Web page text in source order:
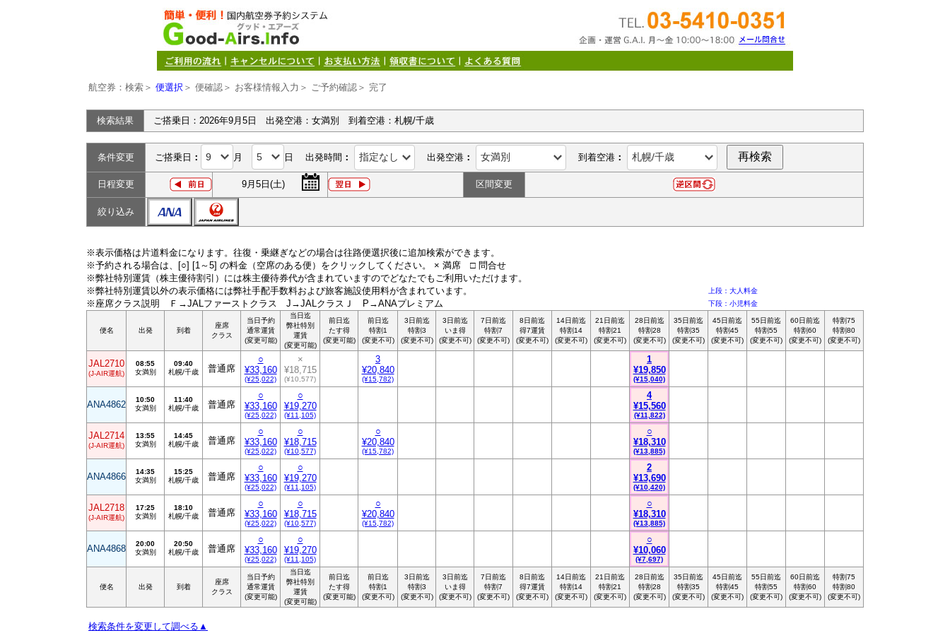
航空券：検索＞ 便選択 ＞ 便確認＞ お客様情報入力＞ ご予約確認＞ 完了
検索結果 ご搭乗日：2026年9月5日 出発空港：女満別 到着空港：札幌/千歳
条件変更 ご搭乗日 ： 月 日 出発時間 ： 出発空港 ： 到着空港 ：
日程変更 9月5日(土) 区間変更
絞り込み
※表示価格は片道料金になります。往復・乗継ぎなどの場合は往路便選択後に追加検索ができます。
※予約される場合は、[○] [1～5] の料金（空席のある便）をクリックしてください。 × 満席 □ 問合せ
※弊社特別運賃（株主優待割引）には株主優待券代が含まれていますのでどなたでもご利用いただけます。
※弊社特別運賃以外の表示価格には弊社手配手数料および旅客施設使用料が含まれています。
上段：大人料金
※座席クラス説明 Ｆ→JALファーストクラス J→JALクラスＪ P→ANAプレミアム 下段：小児料金
便名 出発 到着
座席
クラス
当日予約
通常運賃
(変更可能)
当日迄
弊社特別
運賃
(変更可能)
前日迄
たす得
(変更可能)
前日迄
特割1
(変更不可)
3日前迄
特割3
(変更不可)
3日前迄
いま得
(変更不可)
7日前迄
特割7
(変更不可)
8日前迄
得7運賃
(変更不可)
14日前迄
特割14
(変更不可)
21日前迄
特割21
(変更不可)
28日前迄
特割28
(変更不可)
35日前迄
特割35
(変更不可)
45日前迄
特割45
(変更不可)
55日前迄
特割55
(変更不可)
60日前迄
特割60
(変更不可)
特割75
特割80
(変更不可)
JAL2710
(J-AIR運航)
08:55
女満別
09:40
札幌/千歳
普通席
○
¥33,160
(¥25,022)
×
¥18,715
(¥10,577)
3
¥20,840
(¥15,782)
1
¥19,850
(¥15,040)
ANA4862
10:50
女満別
11:40
札幌/千歳
普通席
○
¥33,160
(¥25,022)
○
¥19,270
(¥11,105)
4
¥15,560
(¥11,822)
JAL2714
(J-AIR運航)
13:55
女満別
14:45
札幌/千歳
普通席
○
¥33,160
(¥25,022)
○
¥18,715
(¥10,577)
○
¥20,840
(¥15,782)
○
¥18,310
(¥13,885)
ANA4866
14:35
女満別
15:25
札幌/千歳
普通席
○
¥33,160
(¥25,022)
○
¥19,270
(¥11,105)
2
¥13,690
(¥10,420)
JAL2718
(J-AIR運航)
17:25
女満別
18:10
札幌/千歳
普通席
○
¥33,160
(¥25,022)
○
¥18,715
(¥10,577)
○
¥20,840
(¥15,782)
○
¥18,310
(¥13,885)
ANA4868
20:00
女満別
20:50
札幌/千歳
普通席
○
¥33,160
(¥25,022)
○
¥19,270
(¥11,105)
○
¥10,060
(¥7,697)
便名 出発 到着
座席
クラス
当日予約
通常運賃
(変更可能)
当日迄
弊社特別
運賃
(変更可能)
前日迄
たす得
(変更可能)
前日迄
特割1
(変更不可)
3日前迄
特割3
(変更不可)
3日前迄
いま得
(変更不可)
7日前迄
特割7
(変更不可)
8日前迄
得7運賃
(変更不可)
14日前迄
特割14
(変更不可)
21日前迄
特割21
(変更不可)
28日前迄
特割28
(変更不可)
35日前迄
特割35
(変更不可)
45日前迄
特割45
(変更不可)
55日前迄
特割55
(変更不可)
60日前迄
特割60
(変更不可)
特割75
特割80
(変更不可)
検索条件を変更して調べる▲